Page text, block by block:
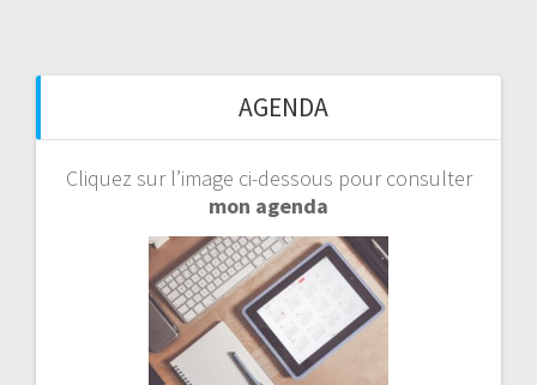
AGENDA
Cliquez sur l’image ci-dessous pour consulter
mon agenda